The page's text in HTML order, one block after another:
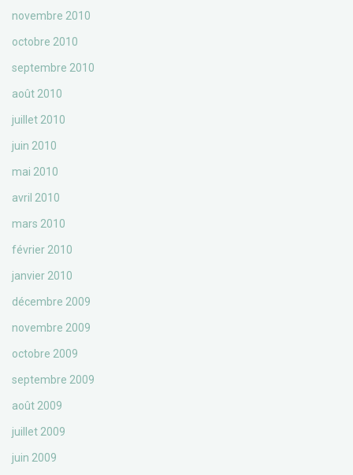
novembre 2010
octobre 2010
septembre 2010
août 2010
juillet 2010
juin 2010
mai 2010
avril 2010
mars 2010
février 2010
janvier 2010
décembre 2009
novembre 2009
octobre 2009
septembre 2009
août 2009
juillet 2009
juin 2009